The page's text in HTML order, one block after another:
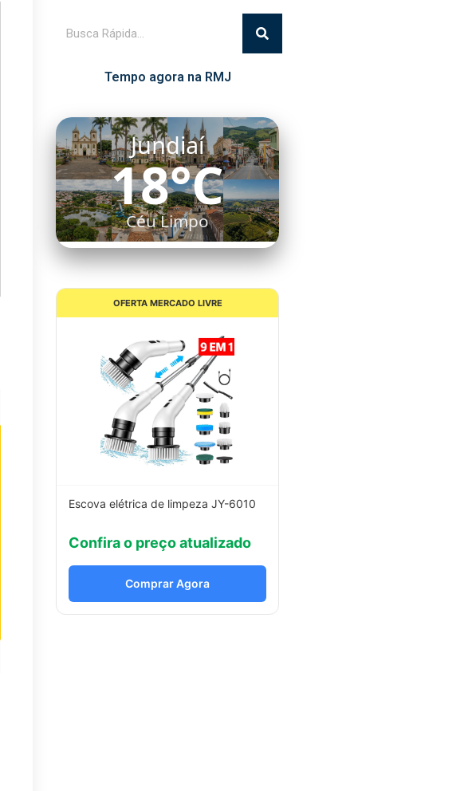
Tempo agora na RMJ
Itatiba
16°C
Céu Limpo
OFERTA MERCADO LIVRE
Escova elétrica de limpeza JY-6010
Confira o preço atualizado
Comprar Agora